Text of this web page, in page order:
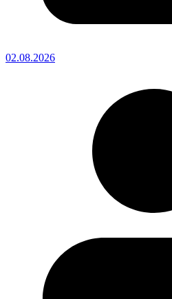
02.08.2026